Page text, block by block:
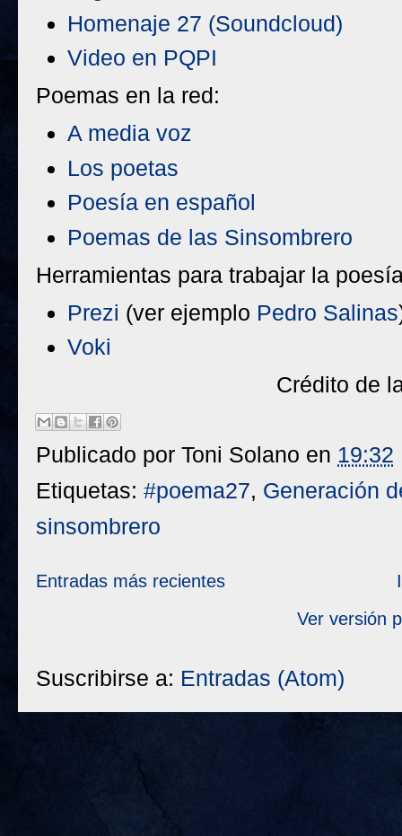
Homenaje 27 (Soundcloud)
Video en PQPI
Poemas en la red:
A media voz
Los poetas
Poesía en español
Poemas de las Sinsombrero
Herramientas para trabajar la
Prezi (ver ejemplo Pedro Salinas
Voki
Crédito de
Publicado por Toni Solano en 19:32
Etiquetas: #poema27, Generación
sinsombrero
Entradas más recientes
Ver versión
Suscribirse a: Entradas (Atom)